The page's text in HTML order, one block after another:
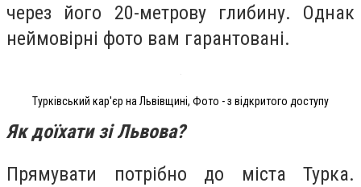
через його 20-метрову глибину. Однак
неймовірні фото вам гарантовані.
Турківський кар'єр на Львівщині, Фото - з відкритого доступу
Як доїхати зі Львова?
Прямувати потрібно до міста Турка.